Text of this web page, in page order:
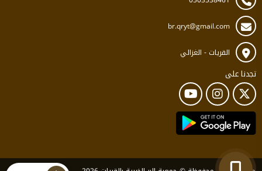
br.qryt@gmail.com
القريات - الغزالي
تجدنا على